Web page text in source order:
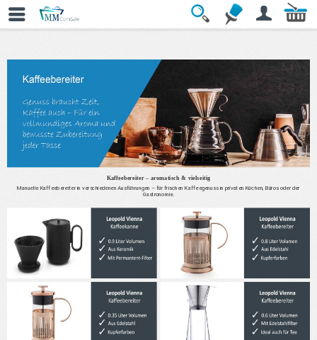
» Kaffeebereiter
Kaffeebereiter – aromatisch & vielseitig
Manuelle Kaffeebereiter in verschiedenen Ausführungen – für frischen Kaffeegenuss in privaten Küchen, Büros oder der
Gastronomie.